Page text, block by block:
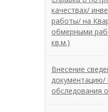
качествах/
работы/ на
обмерными
кв.м.)
Внесение
документацию/
обследования